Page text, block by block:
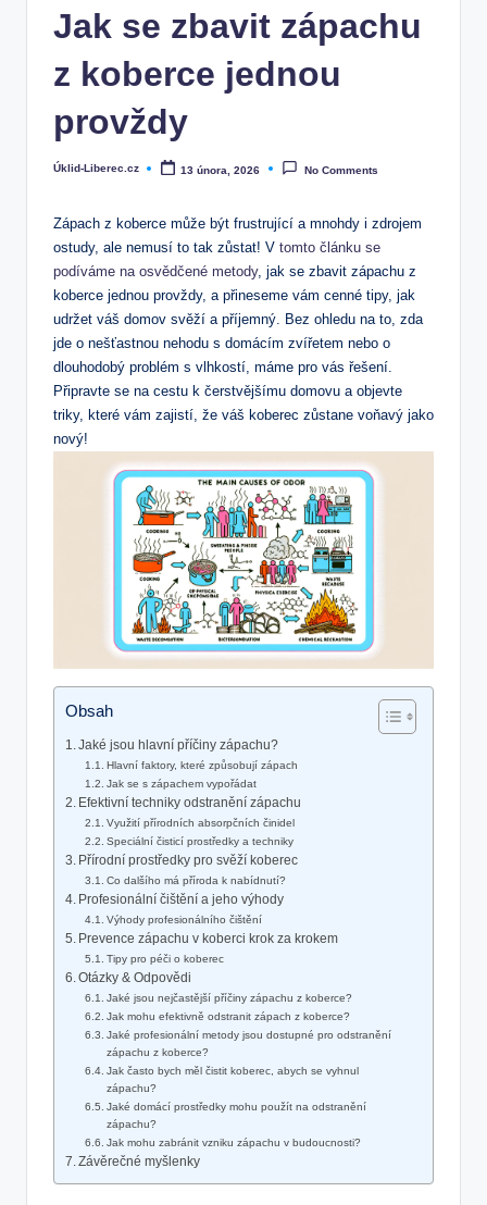
Jak se zbavit zápachu
z koberce jednou
provždy
Posted
Úklid-Liberec.cz 13 února, 2026 No Comments
Zápach z koberce může být frustrující a mnohdy i zdrojem
ostudy, ale nemusí to tak zůstat! V tomto článku se
podíváme na osvědčené metody, jak se zbavit zápachu z
koberce jednou provždy, a přineseme vám cenné tipy, jak
udržet váš domov svěží a příjemný. Bez ohledu na to, zda
jde o nešťastnou nehodu s domácím zvířetem nebo o
dlouhodobý problém s vlhkostí, máme pro vás řešení.
Připravte se na cestu k čerstvějšímu domovu a objevte
triky, které vám zajistí, že váš koberec zůstane voňavý jako
nový!
Obsah
Jaké jsou hlavní příčiny zápachu?
Hlavní faktory, které způsobují zápach
Jak se s zápachem vypořádat
Efektivní techniky odstranění zápachu
Využití přírodních absorpčních činidel
Speciální čisticí prostředky a techniky
Přírodní prostředky pro svěží koberec
Co dalšího má příroda k nabídnutí?
Profesionální čištění a jeho výhody
Výhody profesionálního čištění
Prevence zápachu v koberci krok za krokem
Tipy pro péči o koberec
Otázky & Odpovědi
Jaké jsou nejčastější příčiny zápachu z koberce?
Jak mohu efektivně odstranit zápach z koberce?
Jaké profesionální metody jsou dostupné pro odstranění
zápachu z koberce?
Jak často bych měl čistit koberec, abych se vyhnul
zápachu?
Jaké domácí prostředky mohu použít na odstranění
zápachu?
Jak mohu zabránit vzniku zápachu v budoucnosti?
Závěrečné myšlenky